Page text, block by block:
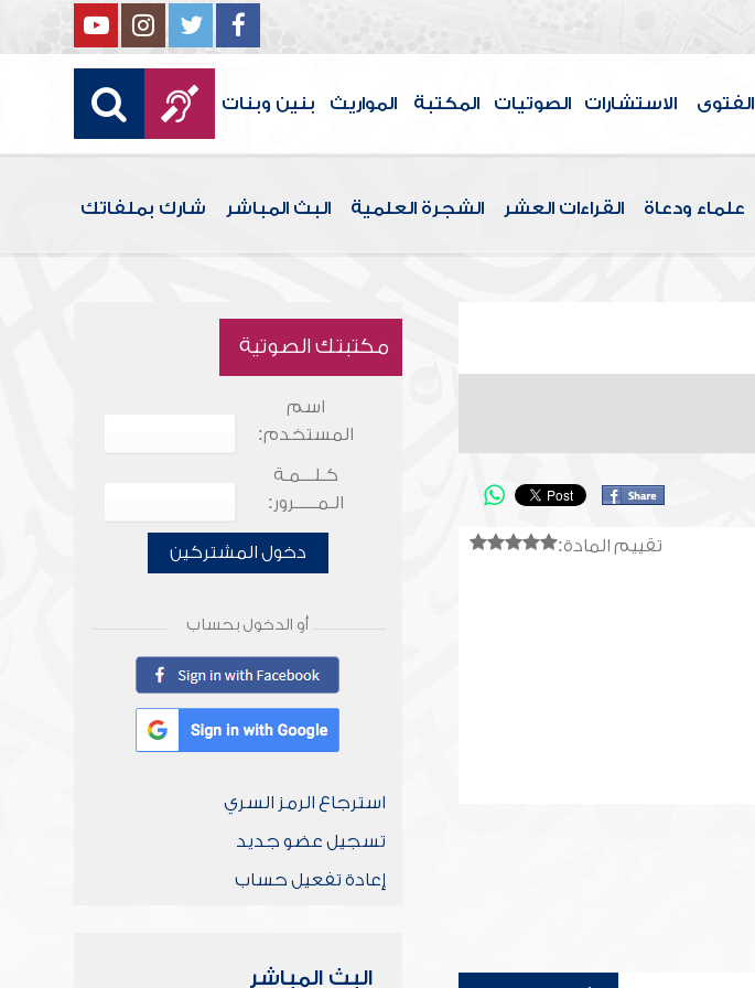
الفتوى الاستشارات الصوتيات المكتبة المواريث بنين وبنات
علماء ودعاة القراءات العشر الشجرة العلمية البث المباشر شارك بملفاتك
تقييم المادة:
مكتبتك الصوتية
اسم
المستخدم:
كـلـــمـة
الـمـــــرور:
دخول المشتركين
أو الدخول بحساب
استرجاع الرمز السري
تسجيل عضو جديد
إعادة تفعيل حساب
البث المباشر